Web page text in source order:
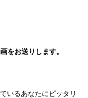
をお送りします。
いるあなたにピッタリ